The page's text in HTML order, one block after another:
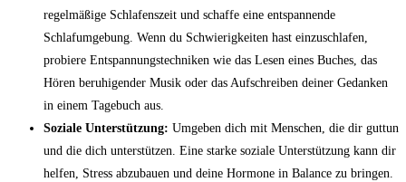
regelmäßige Schlafenszeit und schaffe eine entspannende
Schlafumgebung. Wenn du Schwierigkeiten hast einzuschlafen,
probiere Entspannungstechniken wie das Lesen eines Buches, das
Hören beruhigender Musik oder das Aufschreiben deiner Gedanken
in einem Tagebuch aus.
Soziale Unterstützung: Umgeben dich mit Menschen, die dir guttun
und die dich unterstützen. Eine starke soziale Unterstützung kann dir
helfen, Stress abzubauen und deine Hormone in Balance zu bringen.